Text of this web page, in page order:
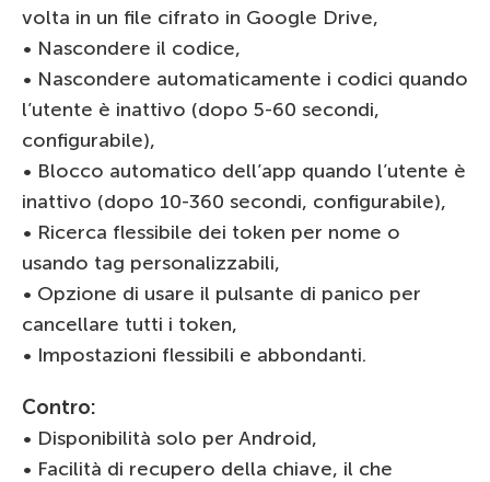
volta in un file cifrato in Google Drive,
• Nascondere il codice,
• Nascondere automaticamente i codici quando
l’utente è inattivo (dopo 5-60 secondi,
configurabile),
• Blocco automatico dell’app quando l’utente è
inattivo (dopo 10-360 secondi, configurabile),
• Ricerca flessibile dei token per nome o
usando tag personalizzabili,
• Opzione di usare il pulsante di panico per
cancellare tutti i token,
• Impostazioni flessibili e abbondanti.
Contro:
• Disponibilità solo per Android,
• Facilità di recupero della chiave, il che